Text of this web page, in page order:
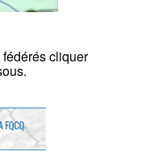
cliquer